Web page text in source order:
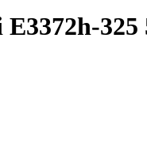
325